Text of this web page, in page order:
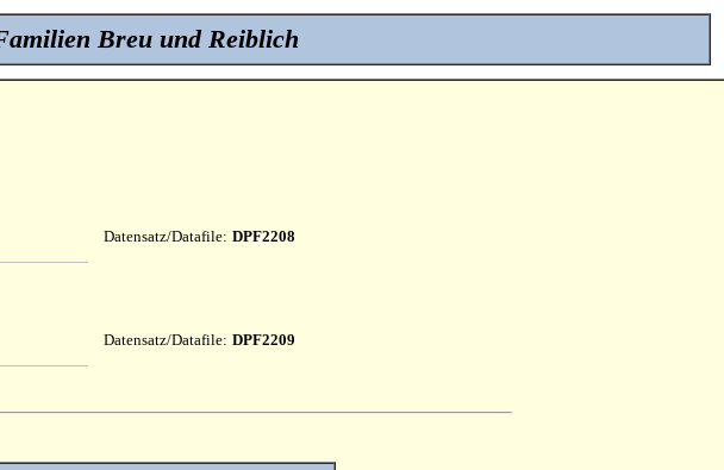
Breu und Reiblich
Datensatz/Datafile: DPF2208
Datensatz/Datafile: DPF2209